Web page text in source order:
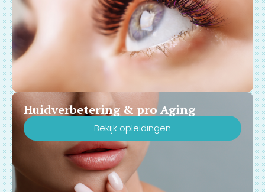
Huidverbetering & pro Aging
Bekijk opleidingen